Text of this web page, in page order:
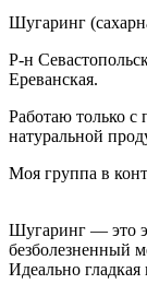
Шугаринг
Р-н
Ереванская.
Работаю только с
натуральной
Моя группа в
Шугаринг — это
безболезненный
Идеально гладкая